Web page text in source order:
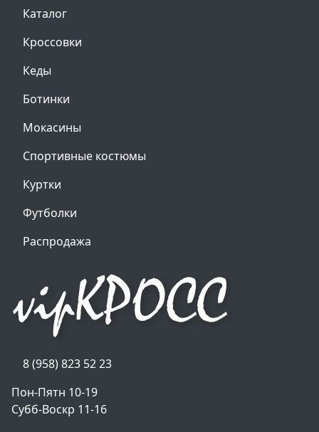
Каталог
Кроссовки
Кеды
Ботинки
Мокасины
Спортивные костюмы
Куртки
Футболки
Распродажа
8 (958) 823 52 23
Пон-Пятн 10-19
Субб-Воскр 11-16